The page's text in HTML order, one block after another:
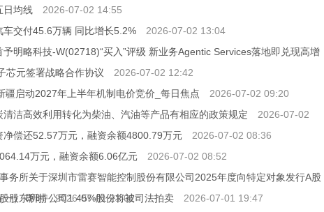
日均线
2026-07-02 14:55
交付45.6万辆 同比增长5.2%
2026-07-02 13:04
明略科技-W(02718)“买入”评级 新业务Agentic Services落地即兑现高增
芯元签署战略合作协议
2026-07-02 12:42
疆启动2027年上半年机制电价竞价_每日焦点
2026-07-02 09:20
洁高效利用转化为柴油、汽油等产品有相应的政策规定
2026-07-02
偿还52.57万元，融资余额4800.79万元
2026-07-02 08:36
万元，融资余额6.06亿元
2026-07-02 08:52
务所关于深圳市雷赛智能控制股份有限公司2025年度向特定对象发行A股
一） 即时
2026-07-01 21:02
股东所持公司1.45%股份将被司法拍卖
2026-07-01 19:47